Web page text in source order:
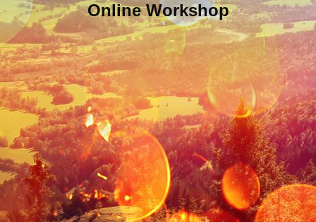
Online Workshop